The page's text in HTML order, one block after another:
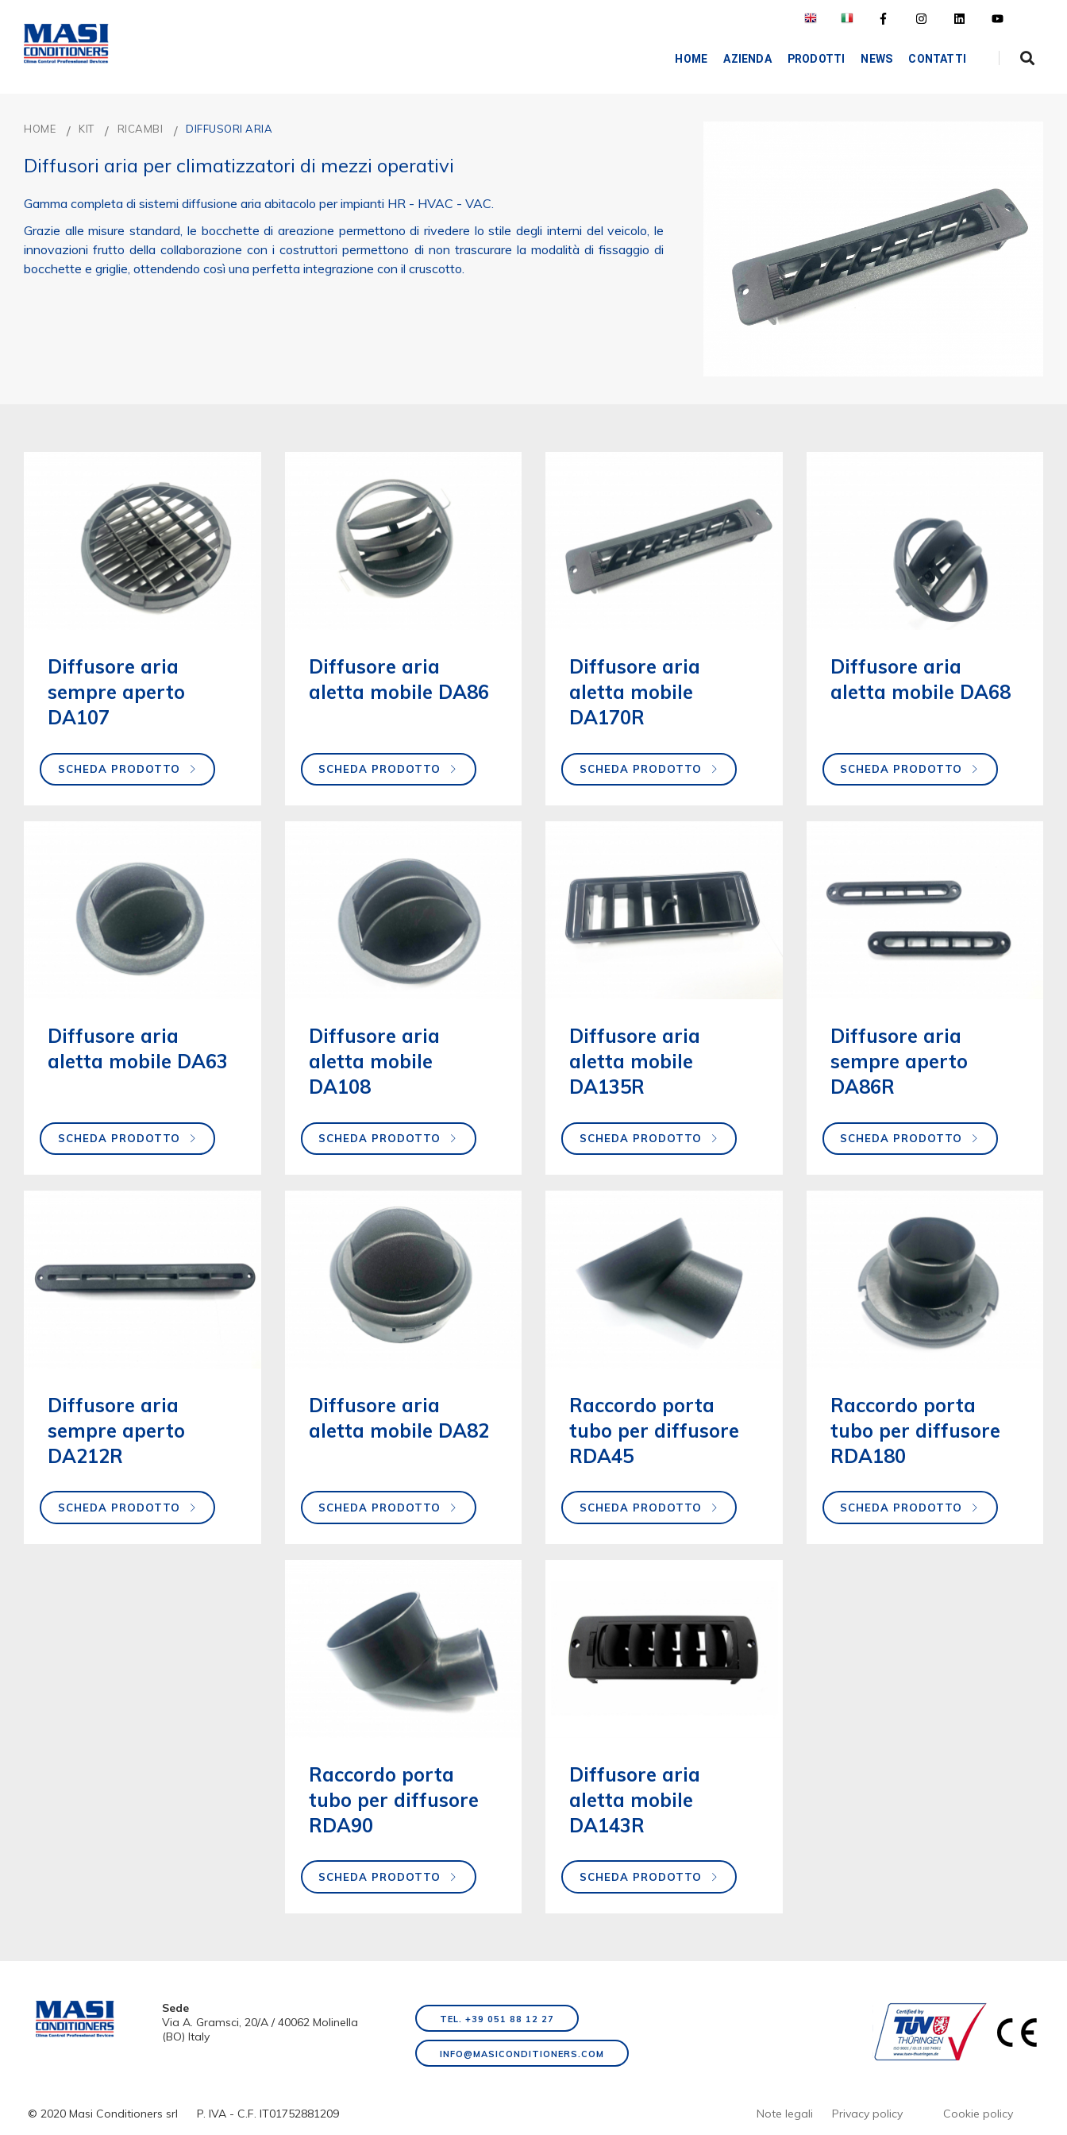
HOME AZIENDA PRODOTTI NEWS CONTATTI
HOME KIT RICAMBI DIFFUSORI ARIA
Diffusori aria per climatizzatori di mezzi operativi
Gamma completa di sistemi diffusione aria abitacolo per impianti HR - HVAC - VAC.
Grazie alle misure standard, le bocchette di areazione permettono di rivedere lo stile degli interni del veicolo, le
innovazioni frutto della collaborazione con i costruttori permettono di non trascurare la modalità di fissaggio di
bocchette e griglie, ottendendo così una perfetta integrazione con il cruscotto.
Diffusore aria
sempre aperto
DA107
SCHEDA PRODOTTO
Diffusore aria
aletta mobile DA86
SCHEDA PRODOTTO
Diffusore aria
aletta mobile
DA170R
SCHEDA PRODOTTO
Diffusore aria
aletta mobile DA68
SCHEDA PRODOTTO
Diffusore aria
aletta mobile DA63
SCHEDA PRODOTTO
Diffusore aria
aletta mobile
DA108
SCHEDA PRODOTTO
Diffusore aria
aletta mobile
DA135R
SCHEDA PRODOTTO
Diffusore aria
sempre aperto
DA86R
SCHEDA PRODOTTO
Diffusore aria
sempre aperto
DA212R
SCHEDA PRODOTTO
Diffusore aria
aletta mobile DA82
SCHEDA PRODOTTO
Raccordo porta
tubo per diffusore
RDA45
SCHEDA PRODOTTO
Raccordo porta
tubo per diffusore
RDA180
SCHEDA PRODOTTO
Raccordo porta
tubo per diffusore
RDA90
SCHEDA PRODOTTO
Diffusore aria
aletta mobile
DA143R
SCHEDA PRODOTTO
Sede
Via A. Gramsci, 20/A / 40062 Molinella
(BO) Italy
TEL. +39 051 88 12 27
INFO@MASICONDITIONERS.COM
© 2020 Masi Conditioners srl P. IVA - C.F. IT01752881209 Note legali Privacy policy Cookie policy